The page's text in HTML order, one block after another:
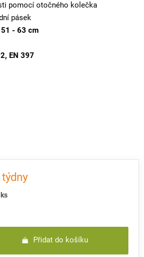
pomocí otočného kolečka
pásek
51 - 63 cm
EN 397
týdny
Přidat do košíku